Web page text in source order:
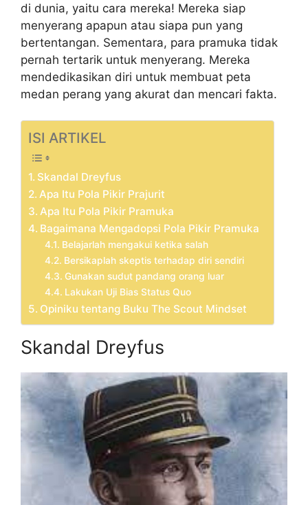
di dunia, yaitu cara mereka! Mereka siap
menyerang apapun atau siapa pun yang
bertentangan. Sementara, para pramuka tidak
pernah tertarik untuk menyerang. Mereka
mendedikasikan diri untuk membuat peta
medan perang yang akurat dan mencari fakta.
ISI ARTIKEL
Skandal Dreyfus
Apa Itu Pola Pikir Prajurit
Apa Itu Pola Pikir Pramuka
Bagaimana Mengadopsi Pola Pikir Pramuka
Belajarlah mengakui ketika salah
Bersikaplah skeptis terhadap diri sendiri
Gunakan sudut pandang orang luar
Lakukan Uji Bias Status Quo
Opiniku tentang Buku The Scout Mindset
Skandal Dreyfus